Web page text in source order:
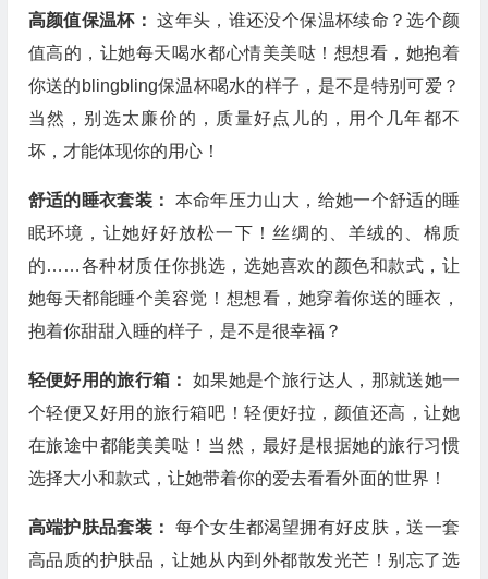
高颜值保温杯：这年头，谁还没个保温杯续命？选个颜
值高的，让她每天喝水都心情美美哒！想想看，她抱着
你送的blingbling保温杯喝水的样子，是不是特别可爱？
当然，别选太廉价的，质量好点儿的，用个几年都不
坏，才能体现你的用心！
舒适的睡衣套装： 本命年压力山大，给她一个舒适的睡
眠环境，让她好好放松一下！丝绸的、羊绒的、棉质
的……各种材质任你挑选，选她喜欢的颜色和款式，让
她每天都能睡个美容觉！想想看，她穿着你送的睡衣，
抱着你甜甜入睡的样子，是不是很幸福？
轻便好用的旅行箱：如果她是个旅行达人，那就送她一
个轻便又好用的旅行箱吧！轻便好拉，颜值还高，让她
在旅途中都能美美哒！当然，最好是根据她的旅行习惯
选择大小和款式，让她带着你的爱去看看外面的世界！
高端护肤品套装： 每个女生都渴望拥有好皮肤，送一套
高品质的护肤品，让她从内到外都散发光芒！别忘了选